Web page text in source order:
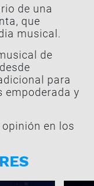
de una
que
musical.
de
para
empoderada y
en los